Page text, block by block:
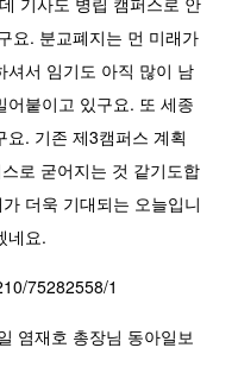
요. 분교폐지는 먼 미래가
셔서 임기도 아직 많이 남
어붙이고 있구요. 또 세종
. 기존 제3캠퍼스 계획
로 굳어지는 것 같기도합
더욱 기대되는 오늘입니
네요.
75282558/1
염재호 총장님 동아일보